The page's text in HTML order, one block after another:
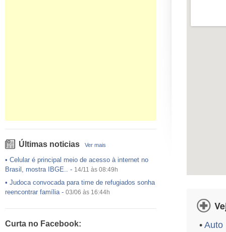
Últimas noticias Ver mais
• Celular é principal meio de acesso à internet no
Brasil, mostra IBGE.. - 14/11 às 08:49h
• Judoca convocada para time de refugiados sonha
reencontrar família- 03/06 às 16:44h
•Exército egípcio diz que encontrou destroços de
Curta no Facebook: • Auto